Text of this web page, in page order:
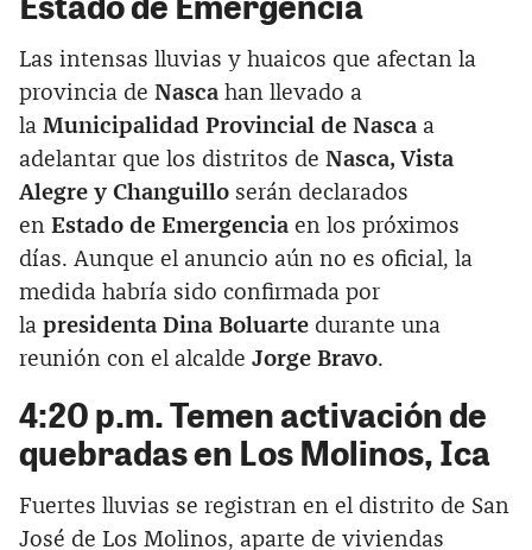
Las intensas lluvias y huaicos que afectan la
provincia de Nasca han llevado a
la Municipalidad Provincial de Nasca a
adelantar que los distritos de Nasca, Vista
Alegre y Changuillo serán declarados
en Estado de Emergencia en los próximos
días. Aunque el anuncio aún no es oficial, la
medida habría sido confirmada por
la presidenta Dina Boluarte durante una
reunión con el alcalde Jorge Bravo.
4:20 p.m. Temen activación de
quebradas en Los Molinos, Ica
Fuertes lluvias se registran en el distrito de San
José de Los Molinos, aparte de viviendas